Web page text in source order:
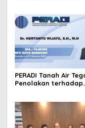
Rp5,19 Miliar
PERADI Tanah Air
Penolakan terhadap
dalam Revisi UU